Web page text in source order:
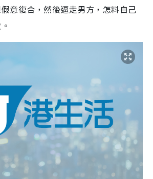
意復合，然後逼走男方，怎料自己